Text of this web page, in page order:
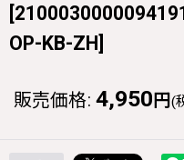
[
OP-KB-ZH]
販売価格: 4,950 円 (